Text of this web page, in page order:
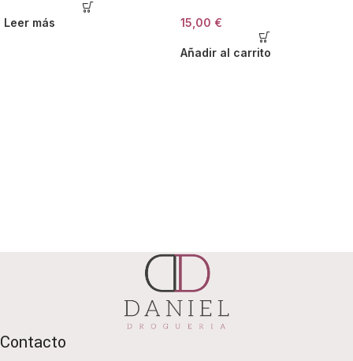
Leer más 15,00 €
Añadir al carrito
Contacto